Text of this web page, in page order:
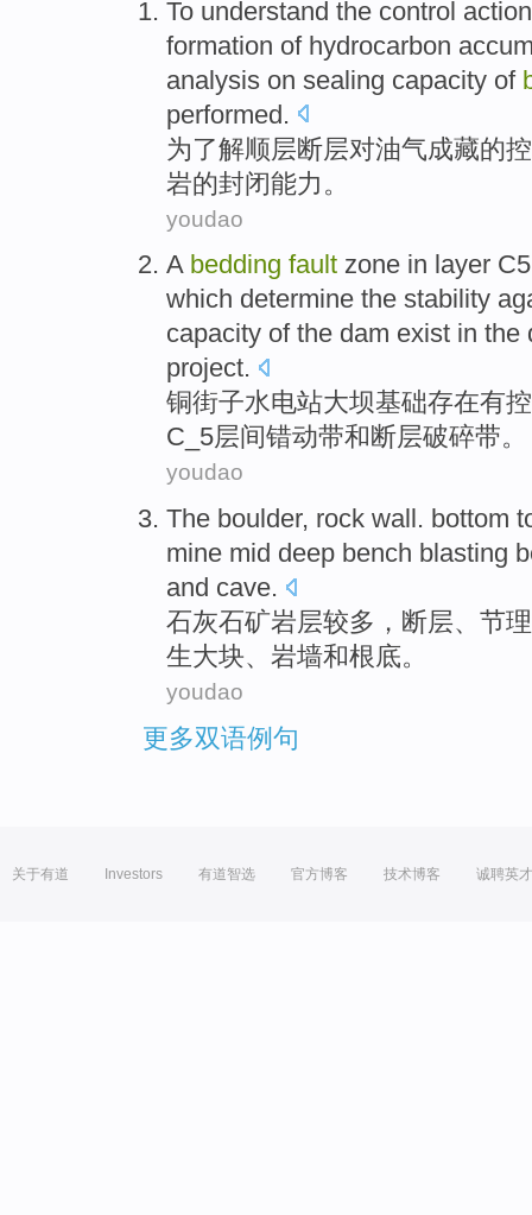
To understand the control action
formation of hydrocarbon
analysis on sealing capacity of
performed.
为了解顺层断层对油气成藏的
岩的封闭能力 。
youdao
A bedding fault zone in layer
which determine the stability
capacity ofthe dam exist in the
project.
铜街子水电站大坝基础存在有
C_5层间错动带和断层破碎带。
youdao
The boulder, rock wall. bottom
mine mid deep bench blasting
and cave.
石灰石矿岩层较多， 断层、 节
生大块、岩墙和根底。
youdao
更多双语例句
关于有道 Investors 有道智选 官方博客 技术博客 诚聘英才